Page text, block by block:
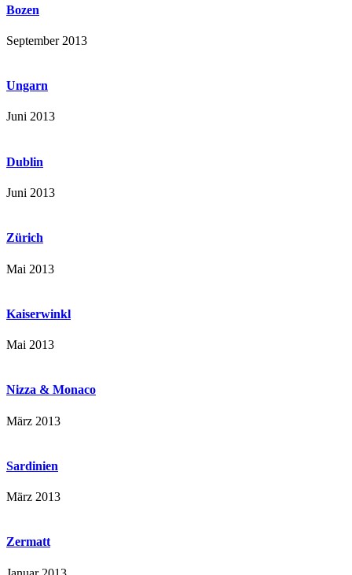
Bozen
September 2013
Ungarn
Juni 2013
Dublin
Juni 2013
Zürich
Mai 2013
Kaiserwinkl
Mai 2013
Nizza & Monaco
März 2013
Sardinien
März 2013
Zermatt